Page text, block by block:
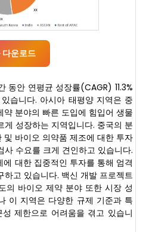
다운로드
동안 연평균 성장률(CAGR) 11.3%
습니다. 아시아 태평양 지역은 중
분야의 빠른 도입에 힘입어 생물
성장하는 지역입니다. 중국의 분
바이오 의약품 제조에 대한 투자
수요를 크게 견인하고 있습니다.
에 대한 집중적인 투자를 통해 엄격
고 있습니다. 백신 개발 프로젝트
의 바이오 제약 분야 또한 시장 성
이 지역은 다양한 규제 기준과 특
제한으로 어려움을 겪고 있습니